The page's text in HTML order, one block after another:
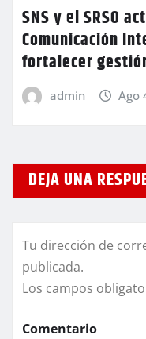
SNS y el SRSO
Comunicación
fortalecer
admin Ago
DEJA UNA
Tu dirección de
publicada.
Los campos
Comentario